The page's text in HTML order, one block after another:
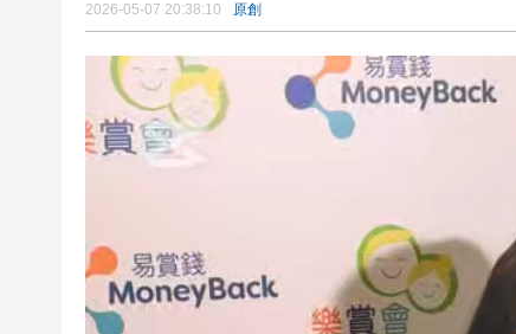
2026-05-07 20:38:10 原創